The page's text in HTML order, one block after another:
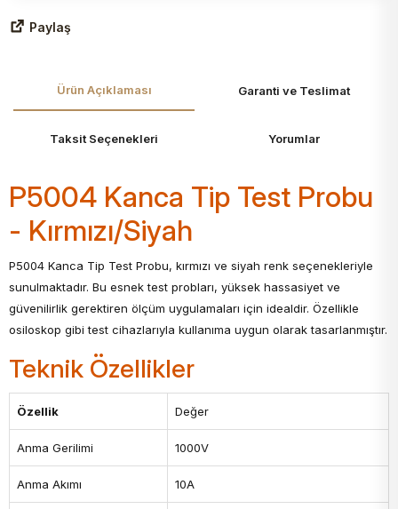
Paylaş
Ürün Açıklaması Garanti ve Teslimat
Taksit Seçenekleri Yorumlar
P5004 Kanca Tip Test Probu
- Kırmızı/Siyah
P5004 Kanca Tip Test Probu, kırmızı ve siyah renk seçenekleriyle
sunulmaktadır. Bu esnek test probları, yüksek hassasiyet ve
güvenilirlik gerektiren ölçüm uygulamaları için idealdir. Özellikle
osiloskop gibi test cihazlarıyla kullanıma uygun olarak tasarlanmıştır.
Teknik Özellikler
Özellik Değer
Anma Gerilimi 1000V
Anma Akımı 10A